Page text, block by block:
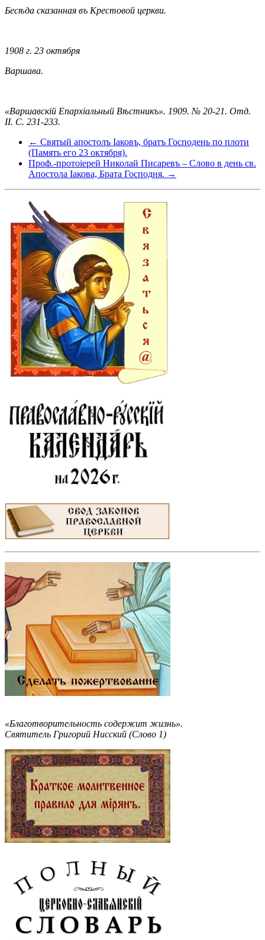
Бесѣда сказанная въ Крестовой церкви.
1908 г. 23 октября
Варшава.
«Варшавскій Епархіальный Вѣстникъ». 1909. № 20-21. Отд.
II. С. 231-233.
← Святый апостолъ Іаковъ, братъ Господень по плоти
(Память его 23 октября).
Проф.-протоіерей Николай Писаревъ – Слово в день св.
Апостола Іакова, Брата Господня. →
«Благотворительность содержит жизнь».
Святитель Григорий Нисский (Слово 1)